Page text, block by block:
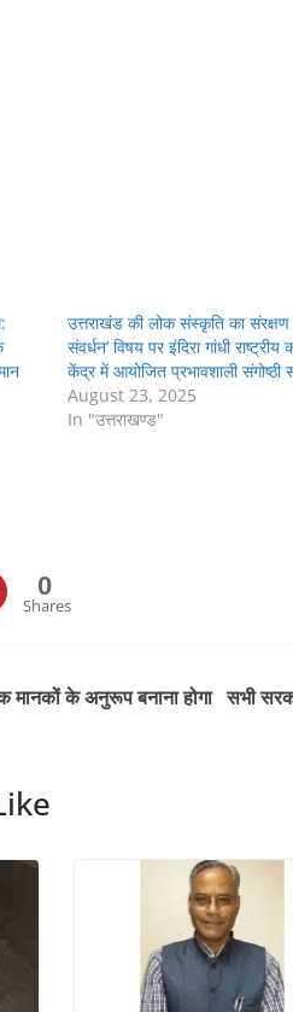
उत्तराखंड की लोक संस्कृति का
संवर्धन’ विषय पर इंदिरा गांधी राष्ट्रीय
केंद्र में आयोजित प्रभावशाली संगोष्ठी
August 23, 2025
In "उत्तराखण्ड"
0
Shares
मानकों के अनुरूप बनाना होगा सभी